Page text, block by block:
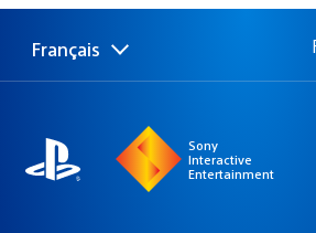
publication
Choisir
une
Région
actuelle
Français
Sony
Interactive
Entertainment